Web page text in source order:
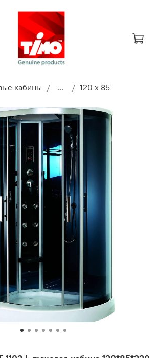
кабины ... 120 x 85